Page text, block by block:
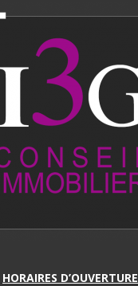
HORAIRES D’OUVERTURE